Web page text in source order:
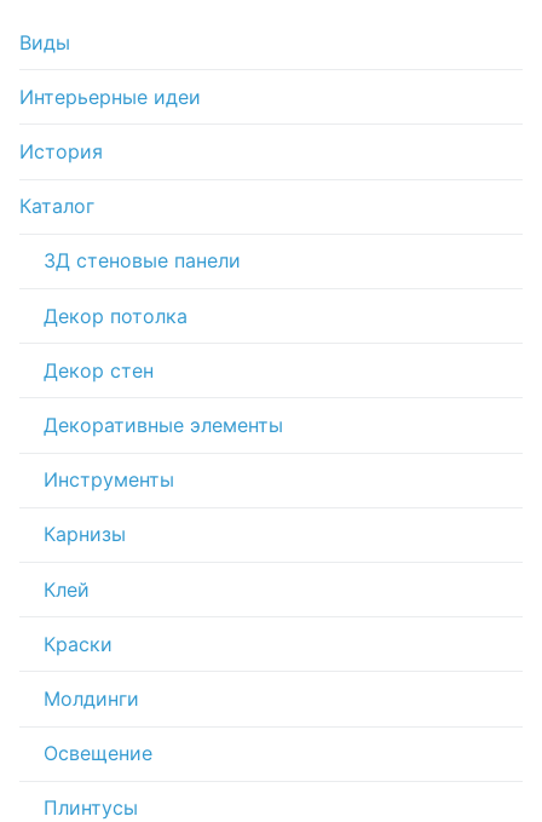
Виды
Интерьерные идеи
История
Каталог
3Д стеновые панели
Декор потолка
Декор стен
Декоративные элементы
Инструменты
Карнизы
Клей
Краски
Молдинги
Освещение
Плинтусы